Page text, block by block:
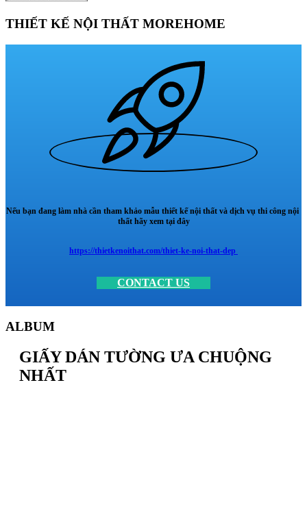
THIẾT KẾ NỘI THẤT MOREHOME
Nếu bạn đang làm nhà cần tham khảo mẫu thiết kế nội thất và dịch vụ thi công nội
thất hãy xem tại đây
https://thietkenoithat.com/thiet-ke-noi-that-dep
CONTACT US
ALBUM
GIẤY DÁN TƯỜNG ƯA CHUỘNG
NHẤT